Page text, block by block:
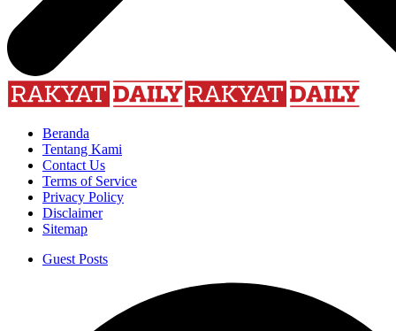
Beranda
Tentang Kami
Contact Us
Terms of Service
Privacy Policy
Disclaimer
Sitemap
Guest Posts